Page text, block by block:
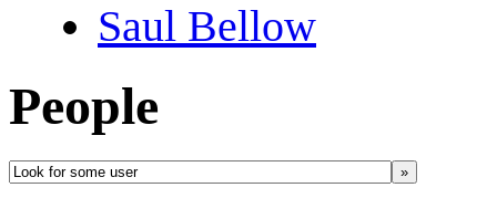
Saul Bellow
People
»